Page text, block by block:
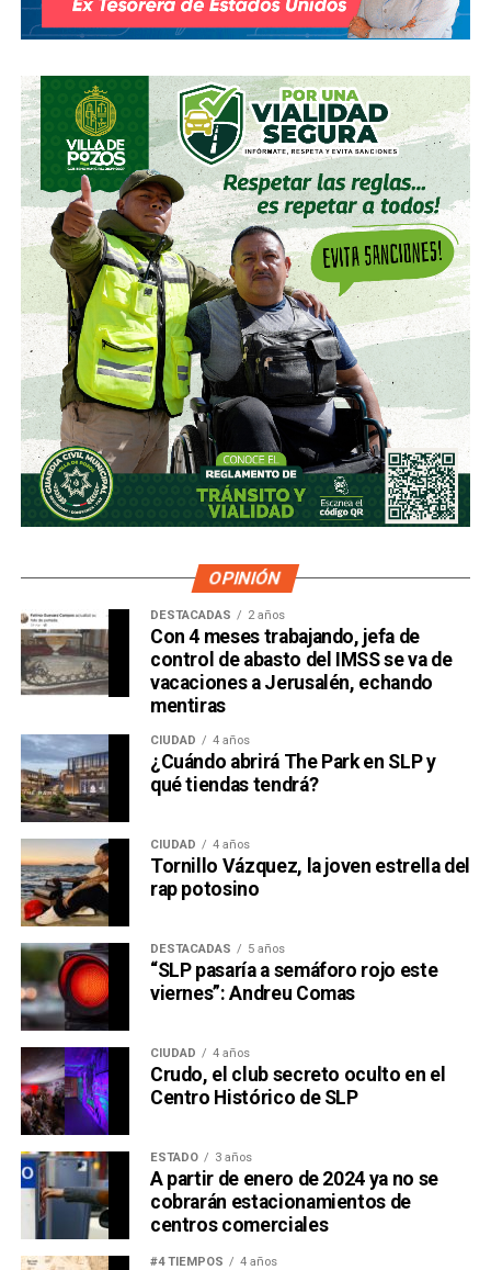
OPINIÓN
DESTACADAS 2 años
Con 4 meses trabajando, jefa de
control de abasto del IMSS se va de
vacaciones a Jerusalén, echando
mentiras
CIUDAD 4 años
¿Cuándo abrirá The Park en SLP y
qué tiendas tendrá?
CIUDAD 4 años
Tornillo Vázquez, la joven estrella del
rap potosino
DESTACADAS 5 años
“SLP pasaría a semáforo rojo este
viernes”: Andreu Comas
CIUDAD 4 años
Crudo, el club secreto oculto en el
Centro Histórico de SLP
ESTADO 3 años
A partir de enero de 2024 ya no se
cobrarán estacionamientos de
centros comerciales
#4 TIEMPOS 4 años